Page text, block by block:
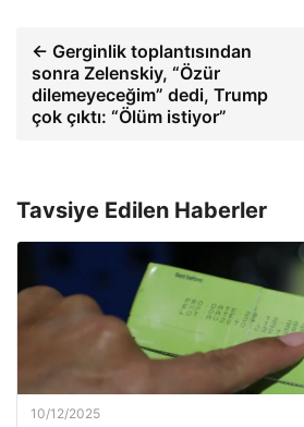
← Gerginlik toplantısından
sonra Zelenskiy, “Özür
dilemeyeceğim” dedi, Trump
çok çıktı: “Ölüm istiyor”
Tavsiye Edilen Haberler
10/12/2025